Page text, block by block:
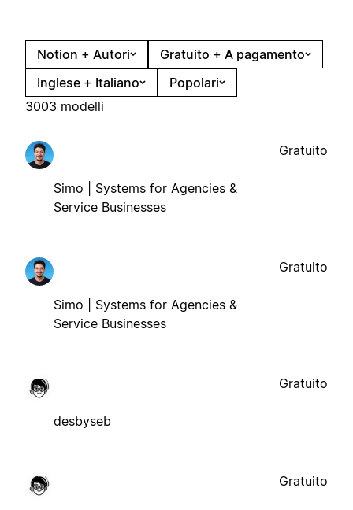
Notion + Autori
Gratuito + A pagamento
Inglese + Italiano
Popolari
3003 modelli
Simo | Systems for Agencies &
Service Businesses
Gratuito
Simo | Systems for Agencies &
Service Businesses
Gratuito
desbyseb
Gratuito
Gratuito